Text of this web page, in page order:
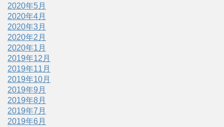
2020年5月
2020年4月
2020年3月
2020年2月
2020年1月
2019年12月
2019年11月
2019年10月
2019年9月
2019年8月
2019年7月
2019年6月